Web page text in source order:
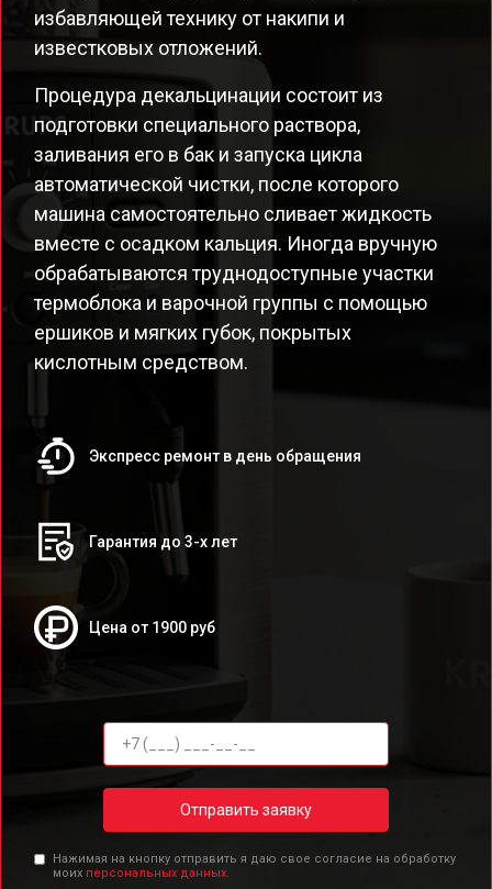
избавляющей технику от накипи и
известковых отложений.
Процедура декальцинации состоит из
подготовки специального раствора,
заливания его в бак и запуска цикла
автоматической чистки, после которого
машина самостоятельно сливает жидкость
вместе с осадком кальция. Иногда вручную
обрабатываются труднодоступные участки
термоблока и варочной группы с помощью
ершиков и мягких губок, покрытых
кислотным средством.
Экспресс ремонт в день обращения
Гарантия до 3-х лет
Цена от 1900 руб
Отправить заявку
Нажимая на кнопку отправить я даю свое согласие на обработку
моих персональных данных.